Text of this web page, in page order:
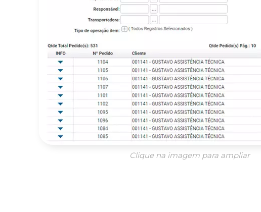
Clique na imagem para ampliar